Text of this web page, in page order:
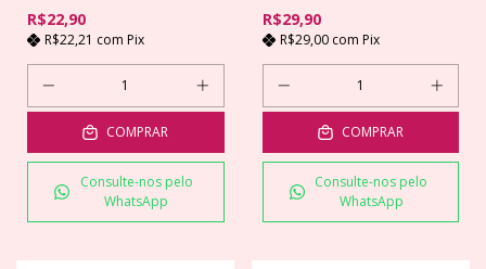
R$22,90
R$22,21 com Pix
COMPRAR
Consulte-nos pelo
WhatsApp
R$29,90
R$29,00 com Pix
COMPRAR
Consulte-nos pelo
WhatsApp